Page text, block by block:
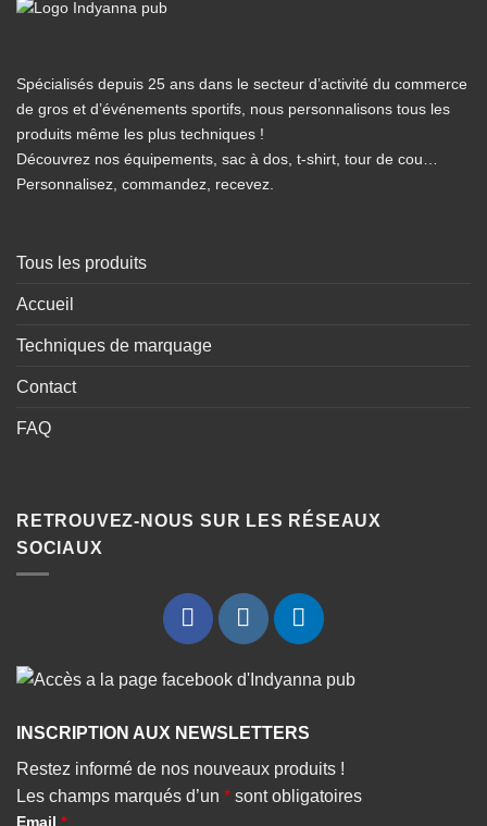
Spécialisés depuis 25 ans dans le secteur d’activité du commerce
de gros et d’événements sportifs, nous personnalisons tous les
produits même les plus techniques !
Découvrez nos équipements, sac à dos, t-shirt, tour de cou…
Personnalisez, commandez, recevez.
Tous les produits
Accueil
Techniques de marquage
Contact
FAQ
RETROUVEZ-NOUS SUR LES RÉSEAUX
SOCIAUX
INSCRIPTION AUX NEWSLETTERS
Restez informé de nos nouveaux produits !
Les champs marqués d’un * sont obligatoires
Email *